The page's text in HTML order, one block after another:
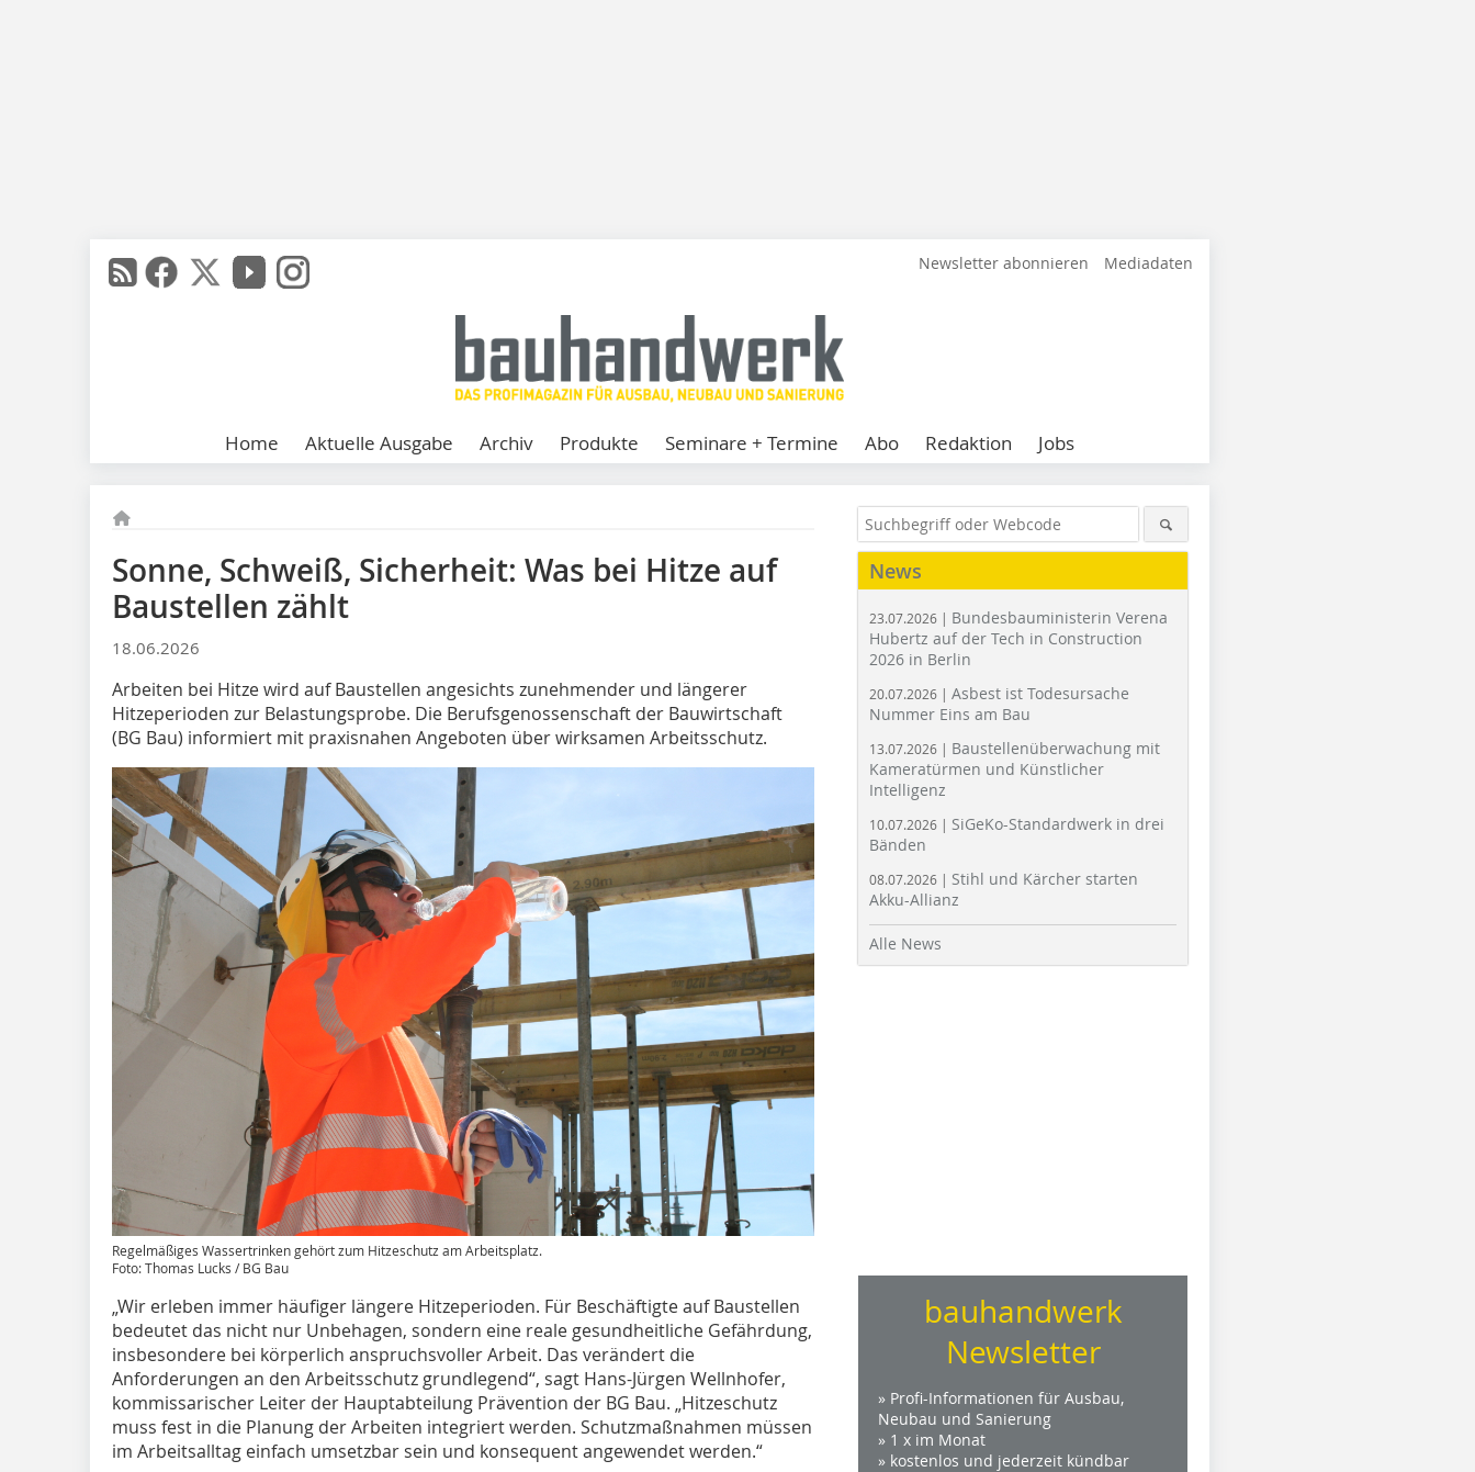
Newsletter abonnieren Mediadaten
Home Aktuelle Ausgabe Archiv Produkte Seminare + Termine Abo Redaktion Jobs
Sonne, Schweiß, Sicherheit: Was bei Hitze auf
Baustellen zählt
18.06.2026
Arbeiten bei Hitze wird auf Baustellen angesichts zunehmender und längerer
Hitzeperioden zur Belastungsprobe. Die Berufsgenossenschaft der Bauwirtschaft
(BG Bau) informiert mit praxisnahen Angeboten über wirksamen Arbeitsschutz.
Regelmäßiges Wassertrinken gehört zum Hitzeschutz am Arbeitsplatz.
Foto: Thomas Lucks / BG Bau
„Wir erleben immer häufiger längere Hitzeperioden. Für Beschäftigte auf Baustellen
bedeutet das nicht nur Unbehagen, sondern eine reale gesundheitliche Gefährdung,
insbesondere bei körperlich anspruchsvoller Arbeit. Das verändert die
Anforderungen an den Arbeitsschutz grundlegend“, sagt Hans-Jürgen Wellnhofer,
kommissarischer Leiter der Hauptabteilung Prävention der BG Bau. „Hitzeschutz
muss fest in die Planung der Arbeiten integriert werden. Schutzmaßnahmen müssen
im Arbeitsalltag einfach umsetzbar sein und konsequent angewendet werden.“
News
23.07.2026 | Bundesbauministerin Verena
Hubertz auf der Tech in Construction
2026 in Berlin
20.07.2026 | Asbest ist Todesursache
Nummer Eins am Bau
13.07.2026 | Baustellenüberwachung mit
Kameratürmen und Künstlicher
Intelligenz
10.07.2026 | SiGeKo-Standardwerk in drei
Bänden
08.07.2026 | Stihl und Kärcher starten
Akku-Allianz
Alle News
bauhandwerk
Newsletter
» Profi-Informationen für Ausbau,
Neubau und Sanierung
» 1 x im Monat
» kostenlos und jederzeit kündbar